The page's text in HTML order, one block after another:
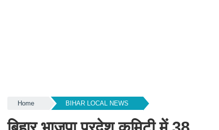
Home BIHAR LOCAL NEWS